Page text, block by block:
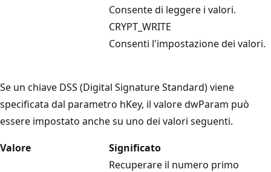
Consente di leggere i valori.
CRYPT_WRITE
Consenti l'impostazione dei valori.
Se un chiave DSS (Digital Signature Standard) viene
specificata dal parametro hKey, il valore dwParam può
essere impostato anche su uno dei valori seguenti.
Valore
Significato
Recuperare il numero primo